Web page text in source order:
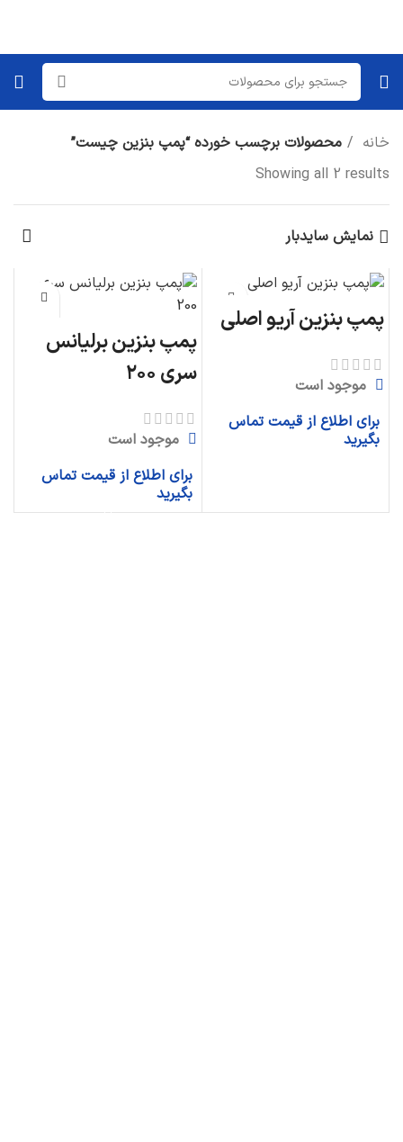
خانه
محصولات برچسب خورده “پمپ بنزین چیست”
Showing all 2 results
نمایش سایدبار
پمپ بنزین آریو اصلی
موجود است
برای اطلاع از قیمت تماس
بگیرید
پمپ بنزین برلیانس
سری ۲۰۰
موجود است
برای اطلاع از قیمت تماس
بگیرید